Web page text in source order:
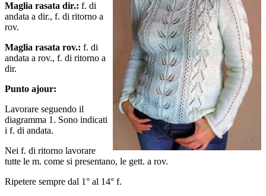
Maglia rasata dir.: f. di
andata a dir., f. di ritorno a
rov.
Maglia rasata rov.: f. di
andata a rov., f. di ritorno a
dir.
Punto ajour:
Lavorare seguendo il
diagramma 1. Sono indicati
i f. di andata.
Nei f. di ritorno lavorare
tutte le m. come si presentano, le gett. a rov.
Ripetere sempre dal 1° al 14° f.